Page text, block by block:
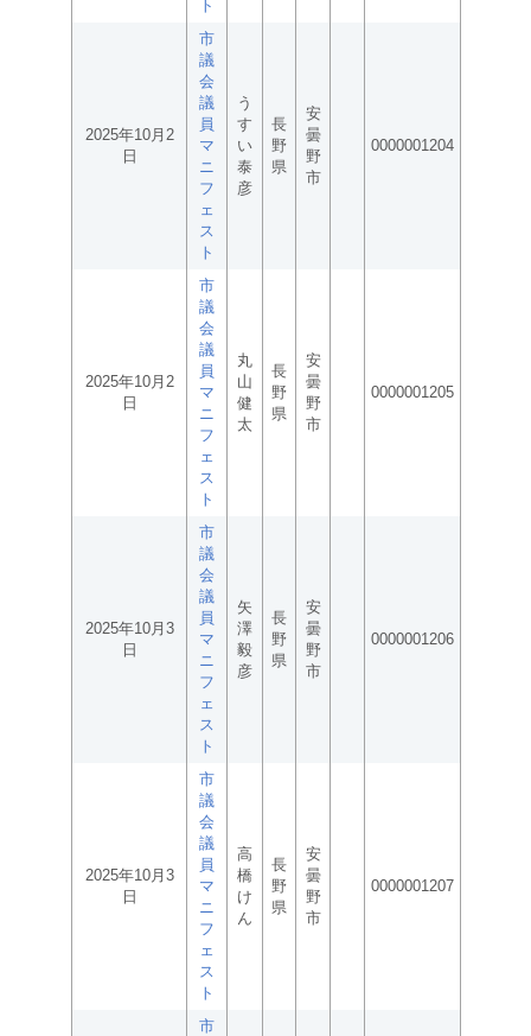
ト
2025年10月2
日
市
議
会
議
員
マ
ニ
フ
ェ
ス
ト
う
す
い
泰
彦
長
野
県
安
曇
野
市
0000001204
2025年10月2
日
市
議
会
議
員
マ
ニ
フ
ェ
ス
ト
丸
山
健
太
長
野
県
安
曇
野
市
0000001205
2025年10月3
日
市
議
会
議
員
マ
ニ
フ
ェ
ス
ト
矢
澤
毅
彦
長
野
県
安
曇
野
市
0000001206
2025年10月3
日
市
議
会
議
員
マ
ニ
フ
ェ
ス
ト
高
橋
け
ん
長
野
県
安
曇
野
市
0000001207
市